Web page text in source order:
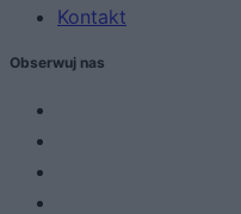
Kontakt
Obserwuj nas